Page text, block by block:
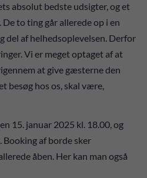
absolut bedste udsigter, og et
to ting går allerede op i en
del af helhedsoplevelsen. Derfor
Vi er meget optaget af at
at give gæsterne den
besøg hos os, skal være,
15. januar 2025 kl. 18.00, og
Booking af borde sker
åben. Her kan man også